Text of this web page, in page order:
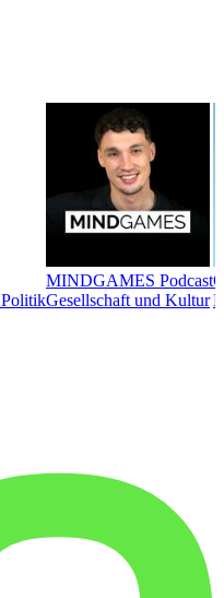
Politik
MINDGAMES Podcast
Gesellschaft und Kultur